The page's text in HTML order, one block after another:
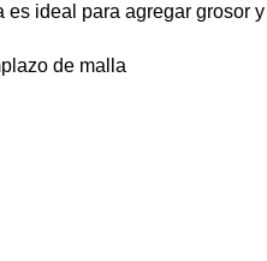
ideal para agregar grosor
de malla